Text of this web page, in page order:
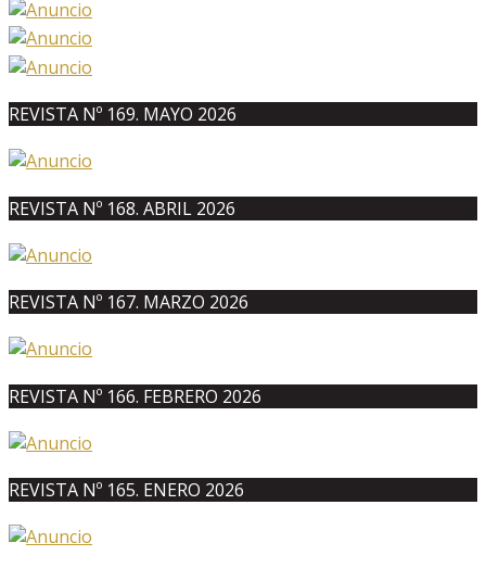
REVISTA Nº 169. MAYO 2026
REVISTA Nº 168. ABRIL 2026
REVISTA Nº 167. MARZO 2026
REVISTA Nº 166. FEBRERO 2026
REVISTA Nº 165. ENERO 2026